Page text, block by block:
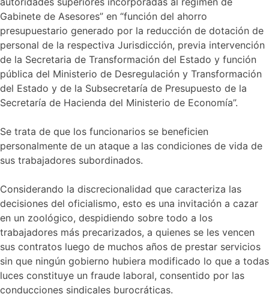
Gabinete de Asesores” en “función del ahorro
presupuestario generado por la reducción de dotación de
personal de la respectiva Jurisdicción, previa intervención
de la Secretaria de Transformación del Estado y función
pública del Ministerio de Desregulación y Transformación
del Estado y de la Subsecretaría de Presupuesto de la
Secretaría de Hacienda del Ministerio de Economía”.
Se trata de que los funcionarios se beneficien
personalmente de un ataque a las condiciones de vida de
sus trabajadores subordinados.
Considerando la discrecionalidad que caracteriza las
decisiones del oficialismo, esto es una invitación a cazar
en un zoológico, despidiendo sobre todo a los
trabajadores más precarizados, a quienes se les vencen
sus contratos luego de muchos años de prestar servicios
sin que ningún gobierno hubiera modificado lo que a todas
luces constituye un fraude laboral, consentido por las
conducciones sindicales burocráticas.